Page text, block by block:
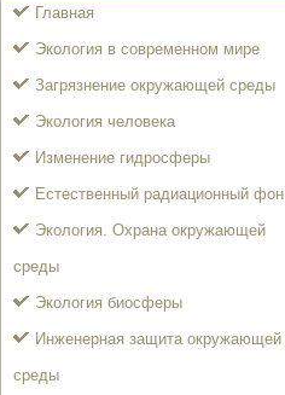
Главная
Экология в современном мире
Загрязнение окружающей среды
Экология человека
Изменение гидросферы
Естественный радиационный фон
Экология. Охрана окружающей
среды
Экология биосферы
Инженерная защита окружающей
среды